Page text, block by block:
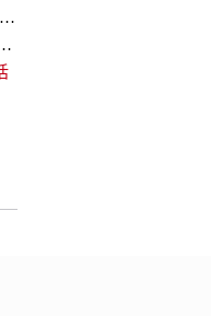
郑州欧米茄回收价格查询及各大平台实测排行(2026年7月最新数据)
修地址及官方电话权威信息通告（2026年7月最新）